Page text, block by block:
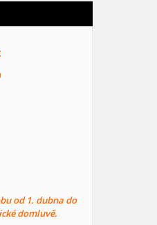
od 1. dubna do
domluvě.